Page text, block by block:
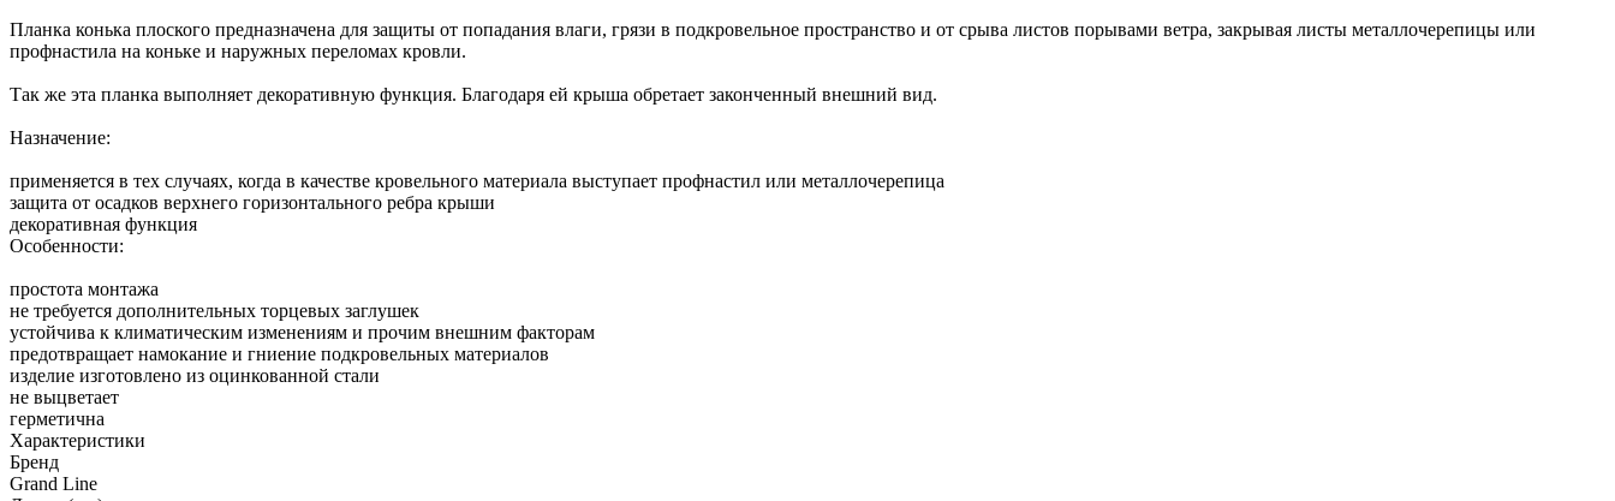
Планка конька плоского предназначена для защиты от попадания влаги, грязи в подкровельное пространство и от срыва листов порывами ветра, закрывая листы металлочерепицы или
профнастила на коньке и наружных переломах кровли.
Так же эта планка выполняет декоративную функция. Благодаря ей крыша обретает законченный внешний вид.
Назначение:
применяется в тех случаях, когда в качестве кровельного материала выступает профнастил или металлочерепица
защита от осадков верхнего горизонтального ребра крыши
декоративная функция
Особенности:
простота монтажа
не требуется дополнительных торцевых заглушек
устойчива к климатическим изменениям и прочим внешним факторам
предотвращает намокание и гниение подкровельных материалов
изделие изготовлено из оцинкованной стали
не выцветает
герметична
Характеристики
Бренд
Grand Line